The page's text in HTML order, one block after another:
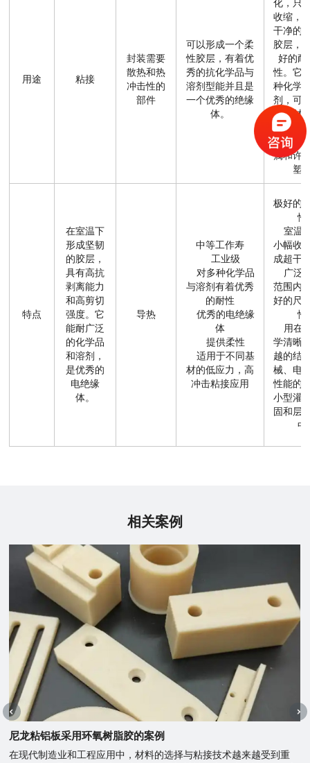
用途 粘接
封装需要
散热和热
冲击性的
部件
可以形成一个柔
性胶层，有着优
秀的抗化学品与
溶剂型能并且是
一个优秀的绝缘
体。
化，只
收缩，
干净的
胶层，
好的耐
性。它
种化学
剂，可
多数材
括玻璃
纤、陶
属和许
塑
特点
在室温下
形成坚韧
的胶层，
具有高抗
剥离能力
和高剪切
强度。它
能耐广泛
的化学品
和溶剂，
是优秀的
电绝缘
体。
导热
中等工作寿
工业级
对多种化学品
与溶剂有着优秀
的耐性
优秀的电绝缘
体
提供柔性
适用于不同基
材的低应力，高
冲击粘接应用
极好的
性
室温
小幅收
成超干
广泛
范围内
好的尺
性
用在
学清晰
越的结
械、电
性能的
小型灌
固和层
中
相关案例
尼龙粘铝板采用环氧树脂胶的案例
在现代制造业和工程应用中，材料的选择与粘接技术越来越受到重